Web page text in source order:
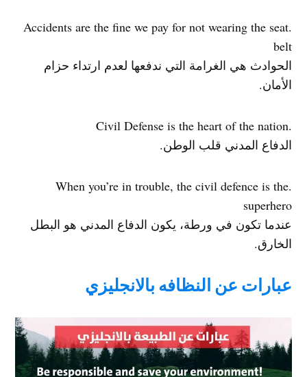
.Accidents are the fine we pay for not wearing the seat
belt
الحوادث هي الغرامة التي ندفعها لعدم ارتداء حزام
الأمان.
.Civil Defense is the heart of the nation
الدفاع المدني قلب الوطن.
.When you’re in trouble, the civil defence is the
superhero
عندما تكون في ورطة، يكون الدفاع المدني هو البطل
الخارق.
عبارات عن النظافه بالانجليزي